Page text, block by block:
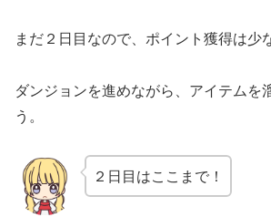
まだ２日目なので、ポイント獲得は少
ダンジョンを進めながら、アイテムを
う。
２日目はここまで！